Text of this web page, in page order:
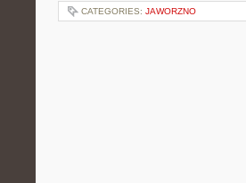
CATEGORIES: JAWORZNO